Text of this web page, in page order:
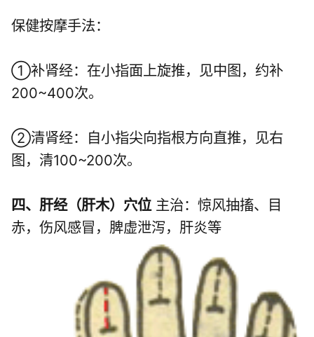
保健按摩手法：
①补肾经：在小指面上旋推，见中图，约补
200~400次。
②清肾经：自小指尖向指根方向直推，见右
图，清100~200次。
四、肝经（肝木）穴位 主治：惊风抽搐、目
赤，伤风感冒，脾虚泄泻，肝炎等